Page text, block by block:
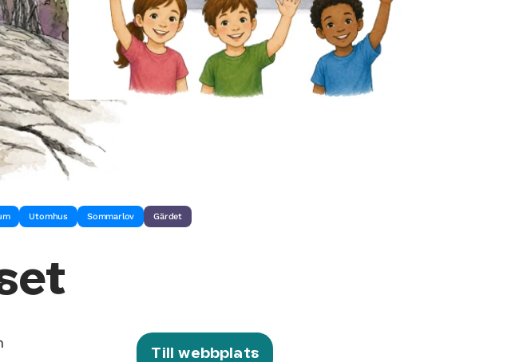
Utomhus Sommarlov Gärdet
Till webbplats